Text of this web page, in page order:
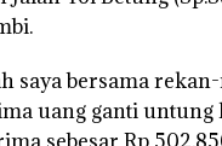
saya bersama
uang ganti untung